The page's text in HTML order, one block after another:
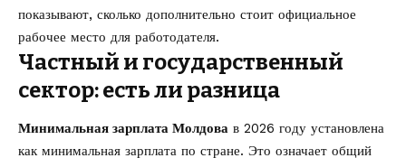
показывают, сколько дополнительно стоит официальное
рабочее место для работодателя.
Частный и государственный
сектор: есть ли разница
Минимальная зарплата Молдова в 2026 году установлена
как минимальная зарплата по стране. Это означает общий